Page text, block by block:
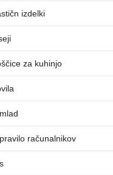
izdelki
za kuhinjo
računalnikov